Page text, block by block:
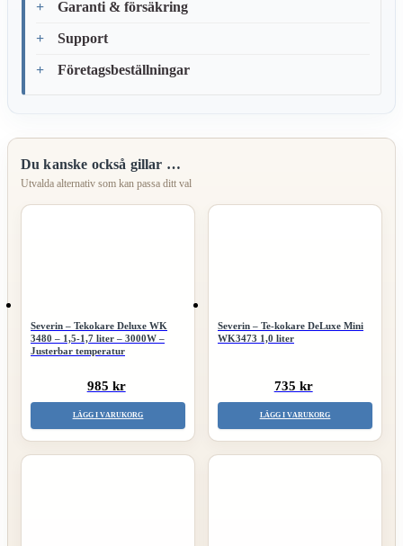
Garanti & försäkring
Support
Företagsbeställningar
Du kanske också gillar …
Severin – Tekokare Deluxe WK
3480 – 1,5-1,7 liter – 3000W –
Justerbar temperatur
985 kr
LÄGG I VARUKORG
Severin – Te-kokare DeLuxe Mini
WK3473 1,0 liter
735 kr
LÄGG I VARUKORG